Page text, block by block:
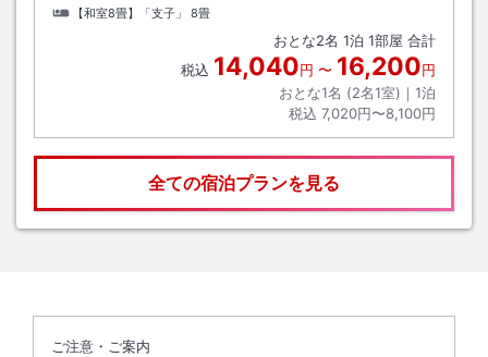
【和室8畳】「支子」
8畳
おとな2名 1泊 1部屋 合計
税込 14,040円 〜 16,200円
おとな1名 (2名1室)｜ 1泊
税込 7,020円〜8,100円
全ての宿泊プランを見る
ご注意・ご案内